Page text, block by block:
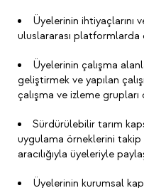
Üyelerinin ihtiyaçlarını
uluslararası platformlarda
Üyelerinin çalışma
geliştirmek ve yapılan
çalışma ve izleme
Sürdürülebilir tarım
uygulama örneklerini takip
aracılığıyla üyeleriyle
Üyelerinin kurumsal